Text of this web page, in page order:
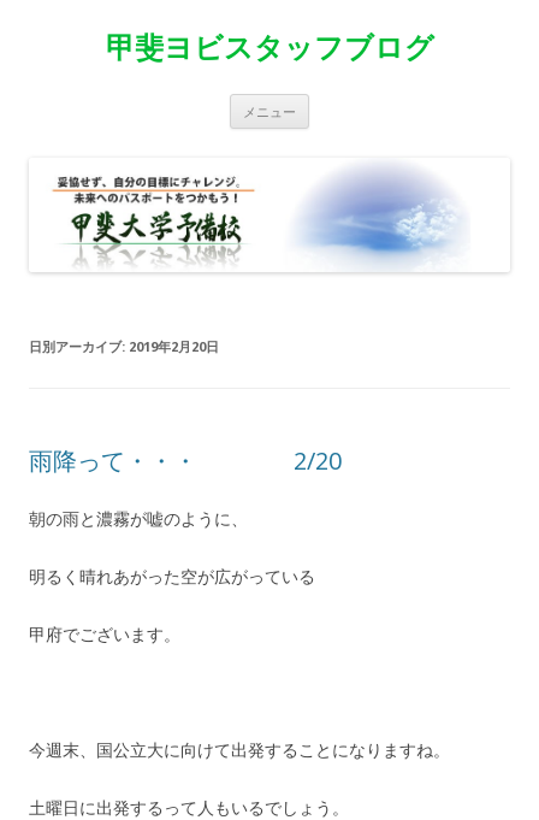
甲斐ヨビスタッフブログ
メニュー
へ
日別アーカイブ: 2019年2月20日
雨降って・・・ 2/20
朝の雨と濃霧が嘘のように、
明るく晴れあがった空が広がっている
甲府でございます。
今週末、国公立大に向けて出発することになりますね。
土曜日に出発するって人もいるでしょう。